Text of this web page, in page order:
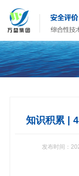
知识积累 |
发布时间：